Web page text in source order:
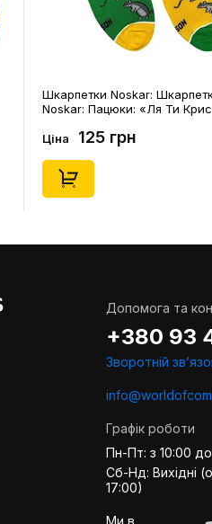
Шкарпетки Noskar:
Noskar: Пацюки: «Ля Ти
Ціна 125 грн
Допомога та
+380 93
Зворотній
Графік роботи
Пн-Пт: з 10:00
Сб-Нд: Вихідні
17:00)
Ми в